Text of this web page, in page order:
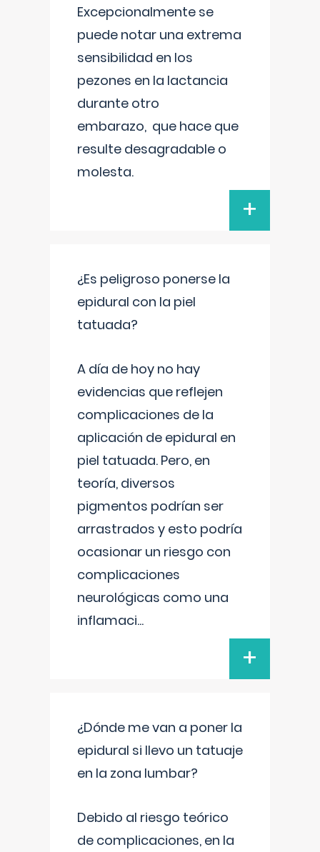
Excepcionalmente se
puede notar una extrema
sensibilidad en los
pezones en la lactancia
durante otro
embarazo, que hace que
resulte desagradable o
molesta.
+
¿Es peligroso ponerse la
epidural con la piel
tatuada?
A día de hoy no hay
evidencias que reflejen
complicaciones de la
aplicación de epidural en
piel tatuada. Pero, en
teoría, diversos
pigmentos podrían ser
arrastrados y esto podría
ocasionar un riesgo con
complicaciones
neurológicas como una
inflamaci...
+
¿Dónde me van a poner la
epidural si llevo un tatuaje
en la zona lumbar?
Debido al riesgo teórico
de complicaciones, en la